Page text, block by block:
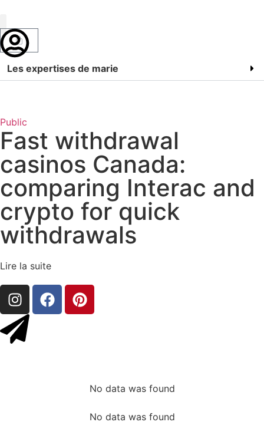
Les expertises de marie
Public
Fast withdrawal
casinos Canada:
comparing Interac and
crypto for quick
withdrawals
Lire la suite
No data was found
No data was found